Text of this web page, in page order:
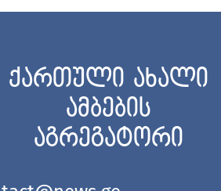
ქართული ახალი
ამბების
აგრეგატორი